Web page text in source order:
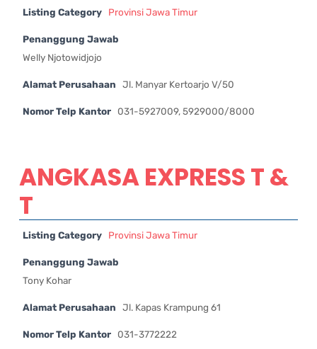
Listing Category Provinsi Jawa Timur
Penanggung Jawab
Welly Njotowidjojo
Alamat Perusahaan Jl. Manyar Kertoarjo V/50
Nomor Telp Kantor 031-5927009, 5929000/8000
ANGKASA EXPRESS T &
T
Listing Category Provinsi Jawa Timur
Penanggung Jawab
Tony Kohar
Alamat Perusahaan Jl. Kapas Krampung 61
Nomor Telp Kantor 031-3772222